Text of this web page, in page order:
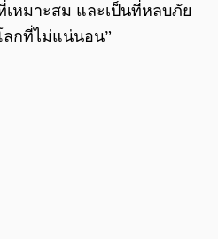
เหมาะสม และเป็นที่หลบภัย
ลกที่ไม่แน่นอน”